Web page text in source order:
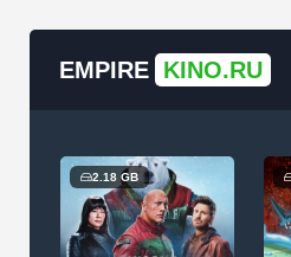
EMPIRE KINO.RU
2.18 GB